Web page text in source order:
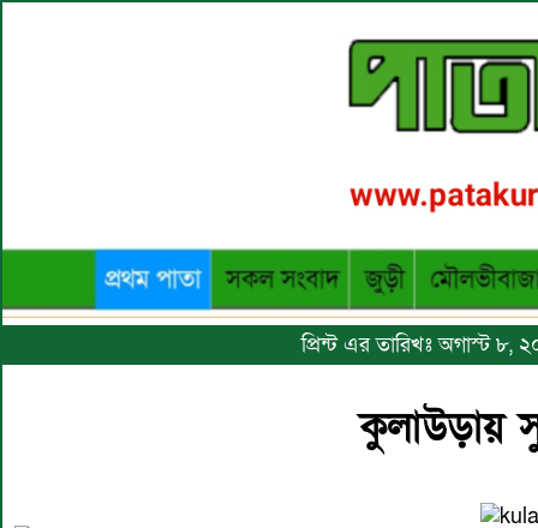
প্রিন্ট এর তারিখঃ অগাস্ট ৮,
কুলাউড়ায়